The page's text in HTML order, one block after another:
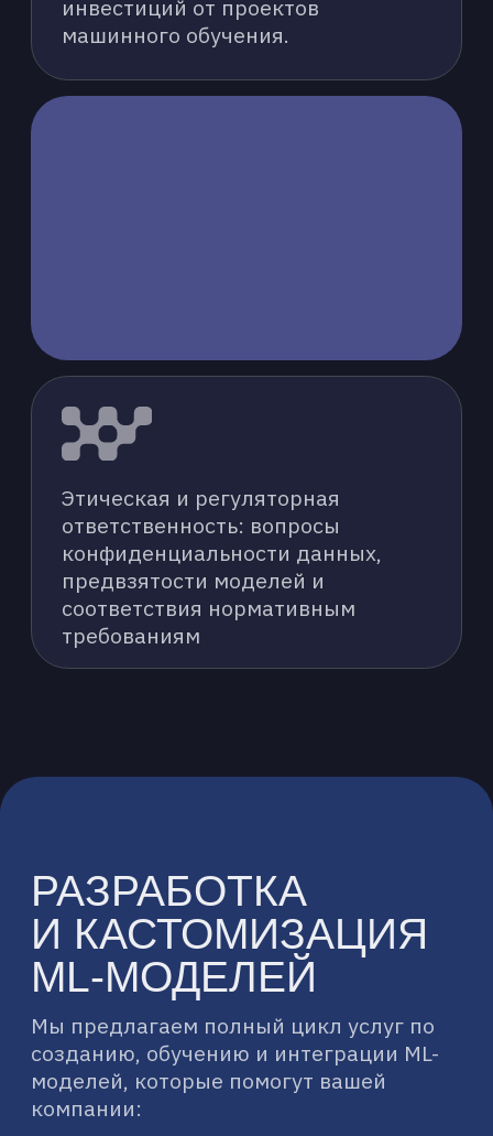
Комплексная работа с данными —
от сбора и очистки до
трансформации и разметки — для
ПОДГОТОВКА И ОЧИСТКА
ДАННЫХ
оптимальных алгоритмов и
фреймворков, а также их
кастомизация существующих
решений.
разработанных ML-моделей в ваши
текущие бизнес-процессы и ИТ-
системы, включая развертывание
на необходимой инфраструктуре
МОНИТОРИНГ И
ПОДДЕРЖКА
Эффективное обучение моделей на
подготовленных данных, их
тщательная валидация и
оптимизация для достижения
заданных показателей точности и
ОБУЧЕНИЕ И ВАЛИДАЦИЯ
МОДЕЛЕЙ